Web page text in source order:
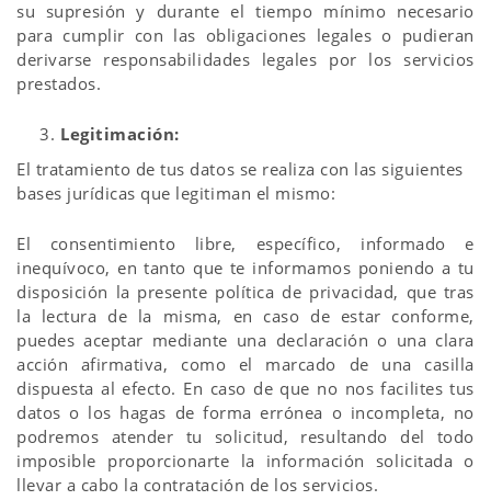
su supresión y durante el tiempo mínimo necesario
para cumplir con las obligaciones legales o pudieran
derivarse responsabilidades legales por los servicios
prestados.
Legitimación:
El tratamiento de tus datos se realiza con las siguientes
bases jurídicas que legitiman el mismo:
El consentimiento libre, específico, informado e
inequívoco, en tanto que te informamos poniendo a tu
disposición la presente política de privacidad, que tras
la lectura de la misma, en caso de estar conforme,
puedes aceptar mediante una declaración o una clara
acción afirmativa, como el marcado de una casilla
dispuesta al efecto. En caso de que no nos facilites tus
datos o los hagas de forma errónea o incompleta, no
podremos atender tu solicitud, resultando del todo
imposible proporcionarte la información solicitada o
llevar a cabo la contratación de los servicios.